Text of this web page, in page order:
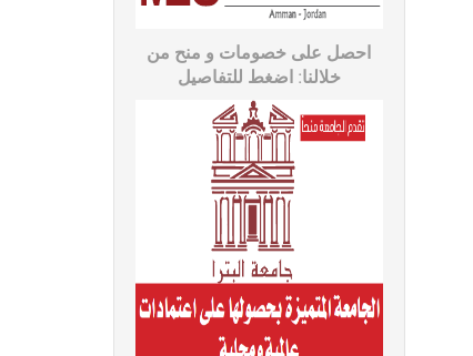
احصل على خصومات و منح من
خلالنا: اضغط للتفاصیل